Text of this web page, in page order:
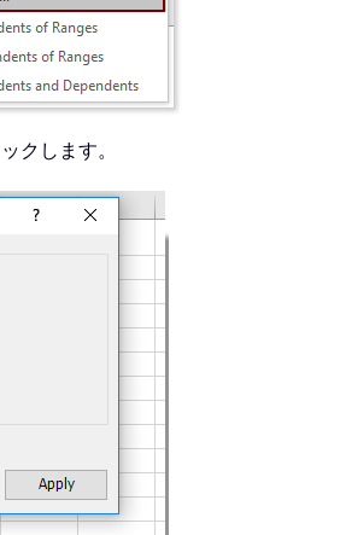
クします。